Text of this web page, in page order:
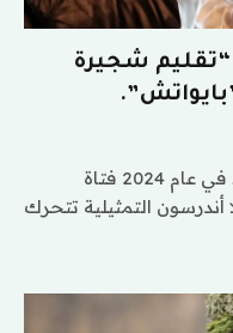
“تقليم شجيرة
منذ دورها الذي نال استحسان النقاد في عام 2024 فتاة
أندرسون التمثيلية تتحرك